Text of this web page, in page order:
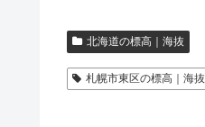
北海道の標高｜海抜
札幌市東区の標高｜海抜